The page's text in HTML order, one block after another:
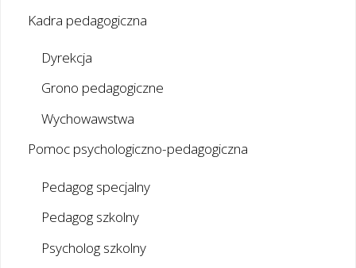
Kadra pedagogiczna
Dyrekcja
Grono pedagogiczne
Wychowawstwa
Pomoc psychologiczno-pedagogiczna
Pedagog specjalny
Pedagog szkolny
Psycholog szkolny